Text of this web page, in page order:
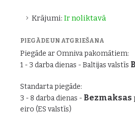
Krājumi: Ir noliktavā
PIEGĀDE UN ATGRIEŠANA
Piegāde ar Omniva pakomātiem:
1 - 3 darba dienas - Baltijas valstīs
Standarta piegāde:
3 - 8 darba dienas - Bezmaksas
eiro (ES valstīs)